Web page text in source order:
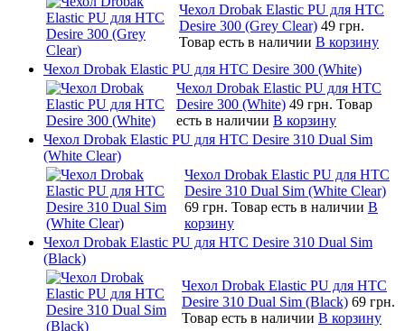
Чехол Drobak Elastic PU для HTC
Desire 300 (Grey Clear) 49 грн.
Товар есть в наличии В корзину
Чехол Drobak Elastic PU для HTC Desire 300 (White)
Чехол Drobak Elastic PU для HTC
Desire 300 (White) 49 грн. Товар
есть в наличии В корзину
Чехол Drobak Elastic PU для HTC Desire 310 Dual Sim
(White Clear)
Чехол Drobak Elastic PU для HTC
Desire 310 Dual Sim (White Clear)
69 грн. Товар есть в наличии В
корзину
Чехол Drobak Elastic PU для HTC Desire 310 Dual Sim
(Black)
Чехол Drobak Elastic PU для HTC
Desire 310 Dual Sim (Black) 69 грн.
Товар есть в наличии В корзину